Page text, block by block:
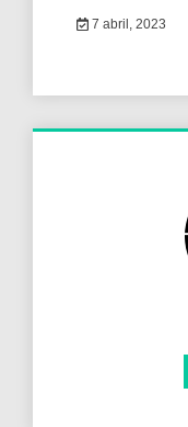
7 abril, 2023